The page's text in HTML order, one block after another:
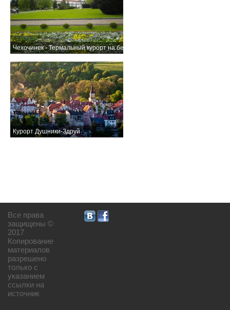
Чехочинек - Термальный курорт на берегу Вислы
Курорт Душники-Здруй
Все права
защищены ©
2017
Копирование
материалов
разрешено
только с
указанием
ссылки на
источник